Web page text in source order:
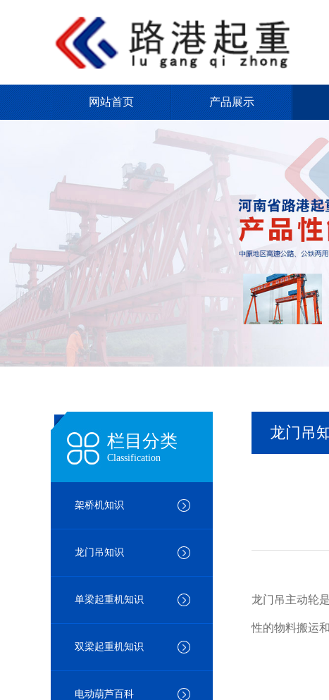
网站首页 产品展示
栏目分类
Classification
架桥机知识
龙门吊知识
单梁起重机知识
双梁起重机知识
电动葫芦百科
龙门吊
龙门吊主动轮
性的物料搬运